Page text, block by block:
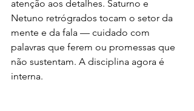
atenção aos detalhes. Saturno e
Netuno retrógrados tocam o setor da
mente e da fala — cuidado com
palavras que ferem ou promessas que
não sustentam. A disciplina agora é
interna.